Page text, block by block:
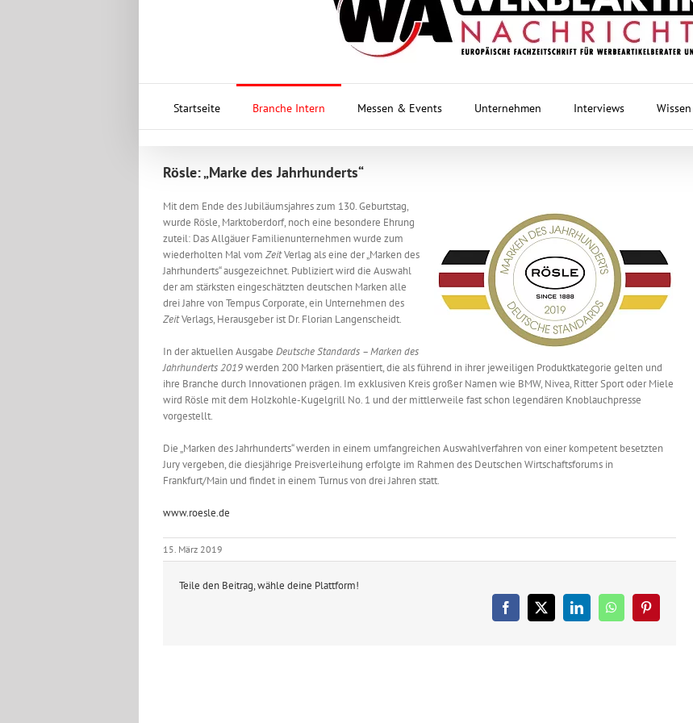
Startseite Branche Intern Messen & Events Unternehmen Interviews Wissen
Rösle: „Marke des Jahrhunderts“
Mit dem Ende des Jubiläumsjahres zum 130. Geburtstag,
wurde Rösle, Marktoberdorf, noch eine besondere Ehrung
zuteil: Das Allgäuer Familienunternehmen wurde zum
wiederholten Mal vom ZeitVerlag als eine der „Marken des
Jahrhunderts“ ausgezeichnet. Publiziert wird die Auswahl
der am stärksten eingeschätzten deutschen Marken alle
drei Jahre von Tempus Corporate, ein Unternehmen des
ZeitVerlags, Herausgeber ist Dr. Florian Langenscheidt.
In der aktuellen Ausgabe Deutsche Standards – Marken des
Jahrhunderts 2019werden 200 Marken präsentiert, die als führend in ihrer jeweiligen Produktkategorie gelten und
ihre Branche durch Innovationen prägen. Im exklusiven Kreis großer Namen wie BMW, Nivea, Ritter Sport oder Miele
wird Rösle mit dem Holzkohle-Kugelgrill No. 1 und der mittlerweile fast schon legendären Knoblauchpresse
vorgestellt.
Die „Marken des Jahrhunderts“ werden in einem umfangreichen Auswahlverfahren von einer kompetent besetzten
Jury vergeben, die diesjährige Preisverleihung erfolgte im Rahmen des Deutschen Wirtschaftsforums in
Frankfurt/Main und findet in einem Turnus von drei Jahren statt.
www.roesle.de
15. März 2019
Teile den Beitrag, wähle deine Plattform!
Facebook
X LinkedInWhatsAppPinterest